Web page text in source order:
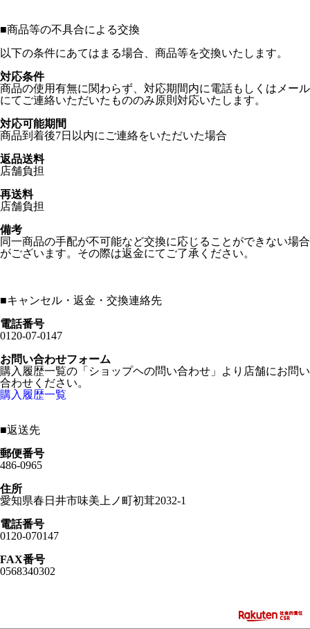
■商品等の不具合による交換
以下の条件にあてはまる場合、商品等を交換いたします。
対応条件
商品の使用有無に関わらず、対応期間内に電話もしくはメール
にてご連絡いただいたもののみ原則対応いたします。
対応可能期間
商品到着後7日以内にご連絡をいただいた場合
返品送料
店舗負担
再送料
店舗負担
備考
同一商品の手配が不可能など交換に応じることができない場合
がございます。その際は返金にてご了承ください。
■キャンセル・返金・交換連絡先
電話番号
0120-07-0147
お問い合わせフォーム
購入履歴一覧の「ショップヘの問い合わせ」より店舗にお問い
合わせください。
購入履歴一覧
■返送先
郵便番号
486-0965
住所
愛知県春日井市味美上ノ町初茸2032-1
電話番号
0120-070147
FAX番号
0568340302